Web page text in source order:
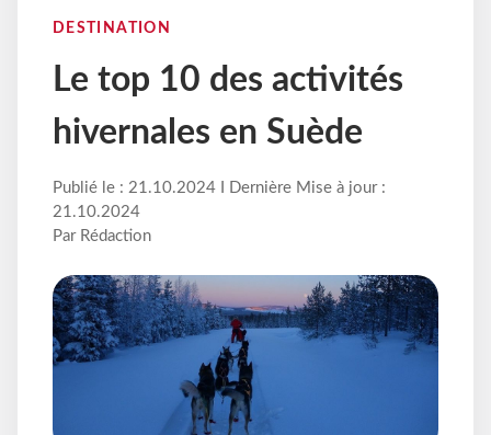
DESTINATION
Le top 10 des activités
hivernales en Suède
Publié le : 21.10.2024 I Dernière Mise à jour :
21.10.2024
Par Rédaction